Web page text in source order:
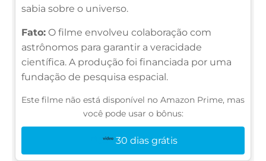
sabia sobre o universo.
Fato: O filme envolveu colaboração com
astrônomos para garantir a veracidade
científica. A produção foi financiada por uma
fundação de pesquisa espacial.
Este filme não está disponível no Amazon Prime, mas
você pode usar o bônus:
30 dias grátis